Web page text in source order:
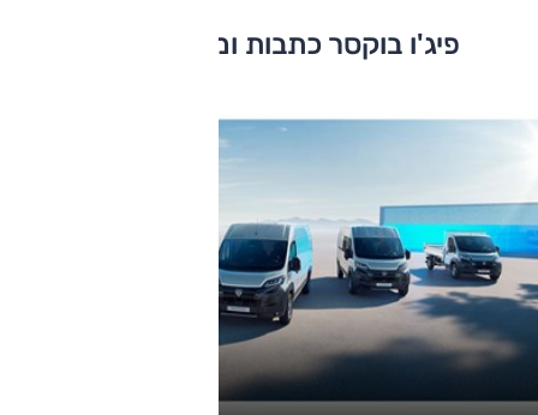
פיג'ו בוקסר כתבות ומבחני דרכים